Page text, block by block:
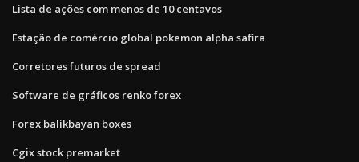
Lista de ações com menos de 10 centavos
Estação de comércio global pokemon alpha safira
Corretores futuros de spread
Software de gráficos renko forex
Forex balikbayan boxes
Cgix stock premarket